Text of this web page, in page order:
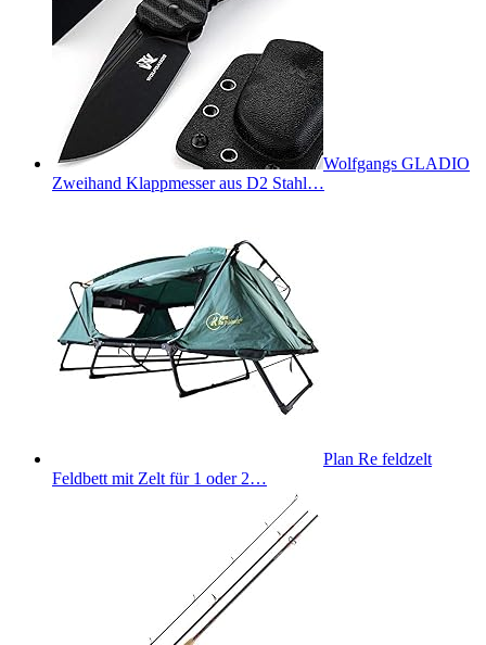
Wolfgangs GLADIO
Zweihand Klappmesser aus D2 Stahl…
Plan Re feldzelt
Feldbett mit Zelt für 1 oder 2…